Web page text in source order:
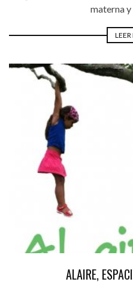
materna y
LEER
ALAIRE,